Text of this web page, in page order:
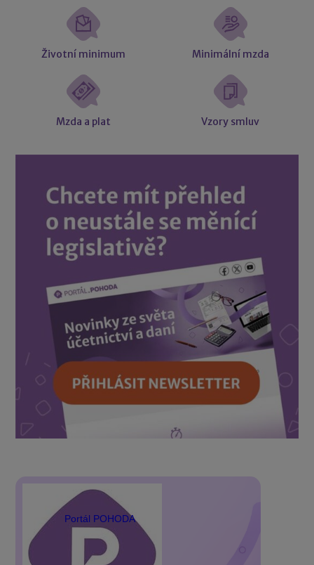
Životní minimum Minimální mzda
Mzda a plat Vzory smluv
Portál POHODA